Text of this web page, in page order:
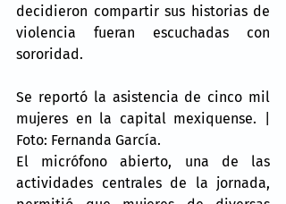
decidieron compartir sus historias de
violencia fueran escuchadas con
sororidad.
Se reportó la asistencia de cinco mil
mujeres en la capital mexiquense. |
Foto: Fernanda García.
El micrófono abierto, una de las
actividades centrales de la jornada,